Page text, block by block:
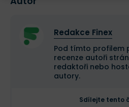
Redakce Finex
Pod tímto profilem
recenze autoři
redaktoři nebo
autory.
Sdílejte tento